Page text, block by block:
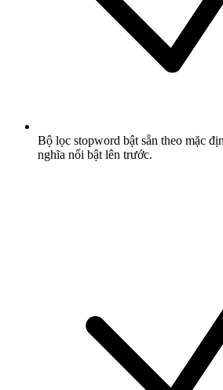
Bộ lọc stopword bật sẵn theo mặc
nghĩa nổi bật lên trước.